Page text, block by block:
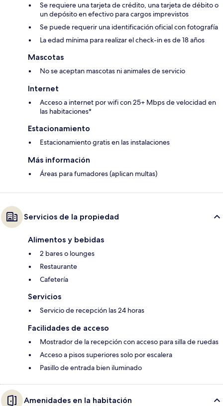
Se requiere una tarjeta de crédito, una tarjeta de débito o
un depósito en efectivo para cargos imprevistos
Se puede requerir una identificación oficial con fotografía
La edad mínima para realizar el check-in es de 18 años
Mascotas
No se aceptan mascotas ni animales de servicio
Internet
Acceso a internet por wifi con 25+ Mbps de velocidad en
las habitaciones*
Estacionamiento
Estacionamiento gratis en las instalaciones
Más información
Áreas para fumadores (aplican multas)
Servicios de la propiedad
Alimentos y bebidas
2 bares o lounges
Restaurante
Cafetería
Servicios
Servicio de recepción las 24 horas
Facilidades de acceso
Mostrador de la recepción con acceso para silla de ruedas
Acceso a pisos superiores solo por escalera
Pasillo de entrada bien iluminado
Amenidades en la habitación